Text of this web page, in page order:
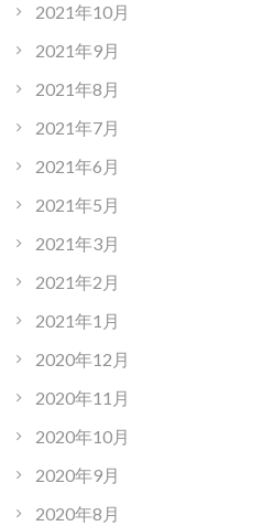
2021年10月
2021年9月
2021年8月
2021年7月
2021年6月
2021年5月
2021年3月
2021年2月
2021年1月
2020年12月
2020年11月
2020年10月
2020年9月
2020年8月